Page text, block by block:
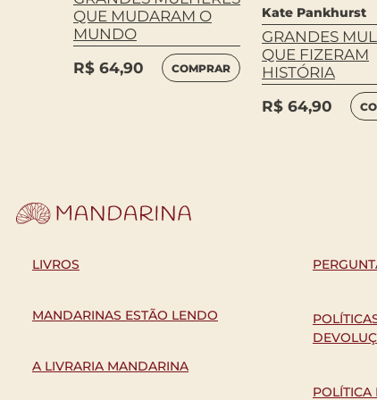
QUE MUDARAM O
MUNDO
R$ 64,90 COMPRAR
Kate Pankhurst
GRANDES
QUE FIZERAM
HISTÓRIA
R$ 64,90
LIVROS
MANDARINAS ESTÃO LENDO
A LIVRARIA MANDARINA
POLÍTICA